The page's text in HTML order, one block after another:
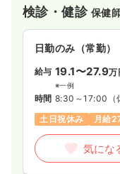
検診・健診 保健
日勤のみ（常勤）
給与 19.1〜27.9万
※一例
時間 8:30～17:00
土日祝休み
月給
気にな